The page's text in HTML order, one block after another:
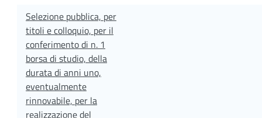
Selezione pubblica, per
titoli e colloquio, per il
conferimento di n. 1
borsa di studio, della
durata di anni uno,
eventualmente
rinnovabile, per la
realizzazione del